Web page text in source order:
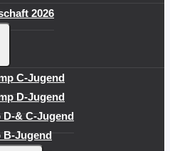
2026
C-Jugend
D-Jugend
D-& C-Jugend
B-Jugend